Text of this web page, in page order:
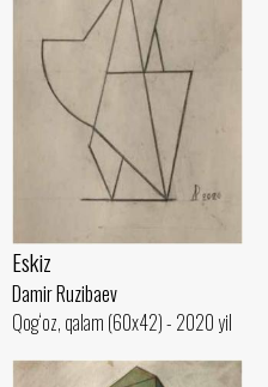
Eskiz
Damir Ruzibaev
Qog‘oz, qalam (60x42) - 2020 yil